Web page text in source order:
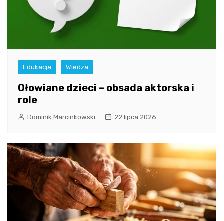
Edukacja Wiedza
Ołowiane dzieci – obsada aktorska i
role
Dominik Marcinkowski 22 lipca 2026